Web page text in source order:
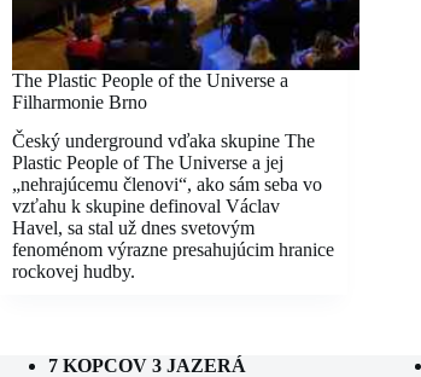
The Plastic People of the Universe a
Filharmonie Brno
Český underground vďaka skupine The
Plastic People of The Universe a jej
„nehrajúcemu členovi“, ako sám seba vo
vzťahu k skupine definoval Václav
Havel, sa stal už dnes svetovým
fenoménom výrazne presahujúcim hranice
rockovej hudby.
7 KOPCOV 3 JAZERÁ